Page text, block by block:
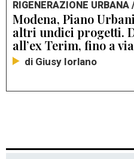
RIGENERAZIONE URBANA
Modena, Piano
altri undici progetti.
all’ex Terim, fino a
di Giusy Iorlano